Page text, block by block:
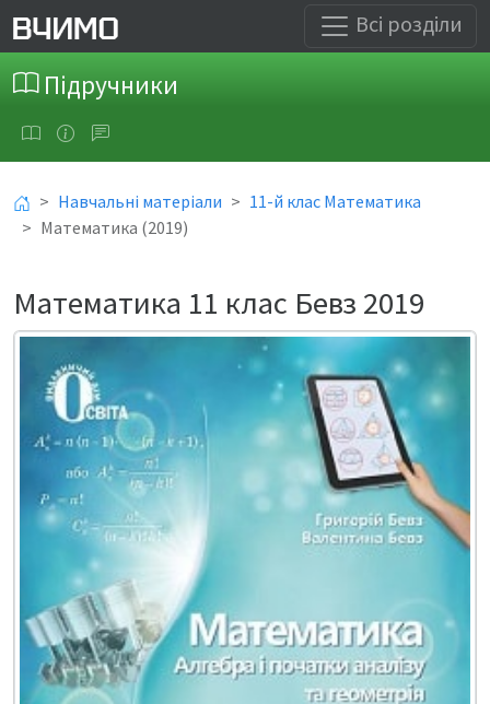
Всі розділи
Підручники
Навчальні матеріали
11-й клас Математика
Математика (2019)
Математика 11 клас Бевз 2019